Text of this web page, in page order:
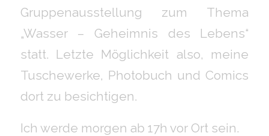
Gruppenausstellung zum Thema
„Wasser – Geheimnis des Lebens“
statt. Letzte Möglichkeit also, meine
Tuschewerke, Photobuch und Comics
dort zu besichtigen.
Ich werde morgen ab 17h vor Ort sein.